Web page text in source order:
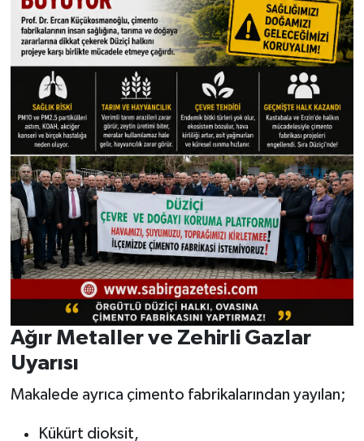
Ağır Metaller ve Zehirli Gazlar
Uyarısı
Makalede ayrıca çimento fabrikalarından yayılan;
Kükürt dioksit,